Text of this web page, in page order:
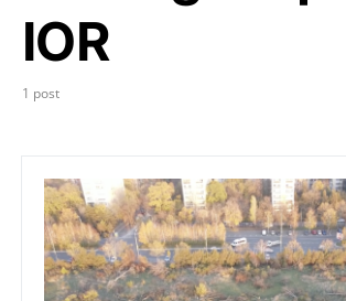
IOR
1 post